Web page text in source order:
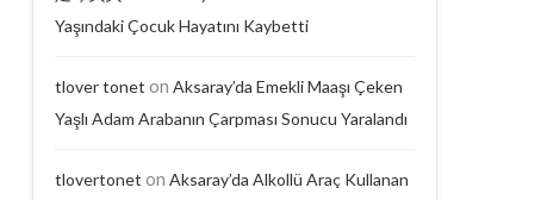
Yaşındaki Çocuk Hayatını Kaybetti
tlover tonet on Aksaray’da Emekli Maaşı Çeken
Yaşlı Adam Arabanın Çarpması Sonucu Yaralandı
tlovertonet on Aksaray’da Alkollü Araç Kullanan